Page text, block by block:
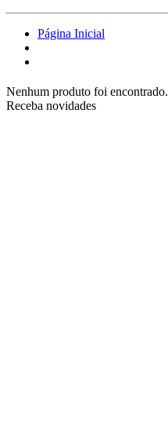
Página Inicial
Nenhum produto foi encontrado.
Receba novidades